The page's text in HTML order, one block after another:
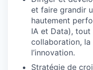
et faire grandir
hautement
IA et Data),
collaboration, la
l’innovation.
Stratégie de